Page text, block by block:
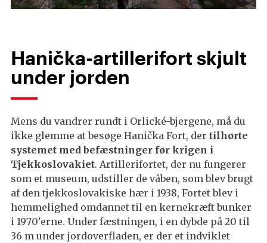
Hanička-artillerifort skjult
under jorden
Mens du vandrer rundt i Orlické-bjergene, må du
ikke glemme at besøge Hanička Fort, der tilhørte
systemet med befæstninger før krigen i
Tjekkoslovakiet. Artillerifortet, der nu fungerer
som et museum, udstiller de våben, som blev brugt
af den tjekkoslovakiske hær i 1938, Fortet blev i
hemmelighed omdannet til en kernekræft bunker
i 1970'erne. Under fæstningen, i en dybde på 20 til
36 m under jordoverfladen, er der et indviklet